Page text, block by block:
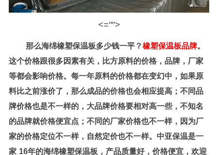
<="">
那么海绵橡塑保温板多少钱一平？橡塑保温板品牌。
这个价格跟很多因素有关，比方原料的价格，品牌，厂家
等都会影响价格。每一年原料的价格都在变幻中，如果原
料比之前涨价了，那么成品的价格也会相应提高；不同品
牌价格也是不一样的，大品牌价格要相对高一些，不知名
的品牌就价格便宜点；不同的厂家价格也不一样，因为厂
家的价格定位不一样，自然定价也不一样。中亚保温是一
家 16年的海绵橡塑保温板，产品质量好，价格便宜，欢迎